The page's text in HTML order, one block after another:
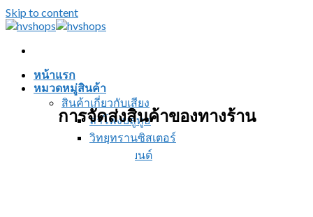
Skip to content
หน้าแรก
หมวดหมู่สินค้า
สินค้าเกี่ยวกับเสียง
ลำโพงบลูทูธ
วิทยุทรานซิสเตอร์
บลูทูธรถยนต์
การจัดส่งสินค้าของทางร้าน